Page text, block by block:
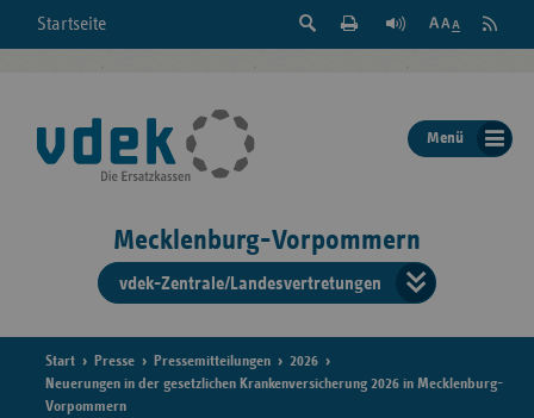
Startseite
Suche
der
Seite
Feed
Menü
Mecklenburg-Vorpommern
vdek-Zentrale/Landesvertretungen
der
Start Presse Pressemitteilungen
2026
Neuerungen in der gesetzlichen Krankenversicherung 2026 in Mecklenburg-
Vorpommern